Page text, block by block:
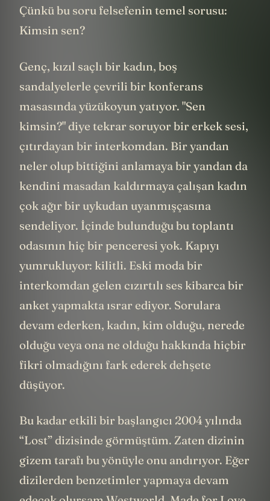
Çünkü bu soru felsefenin temel sorusu:
Kimsin sen?
Genç, kızıl saçlı bir kadın, boş
sandalyelerle çevrili bir konferans
masasında yüzükoyun yatıyor. "Sen
kimsin?" diye tekrar soruyor bir erkek sesi,
çıtırdayan bir interkomdan. Bir yandan
neler olup bittiğini anlamaya bir yandan da
kendini masadan kaldırmaya çalışan kadın
çok ağır bir uykudan uyanmışçasına
sendeliyor. İçinde bulunduğu bu toplantı
odasının hiç bir penceresi yok. Kapıyı
yumrukluyor: kilitli. Eski moda bir
interkomdan gelen cızırtılı ses kibarca bir
anket yapmakta ısrar ediyor. Sorulara
devam ederken, kadın, kim olduğu, nerede
olduğu veya ona ne olduğu hakkında hiçbir
fikri olmadığını fark ederek dehşete
düşüyor.
Bu kadar etkili bir başlangıcı 2004 yılında
“Lost” dizisinde görmüştüm. Zaten dizinin
gizem tarafı bu yönüyle onu andırıyor. Eğer
dizilerden benzetimler yapmaya devam